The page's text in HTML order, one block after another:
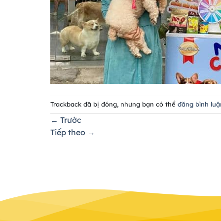
Trackback đã bị đóng, nhưng bạn có thể đăng bình
← Trước
Tiếp theo →